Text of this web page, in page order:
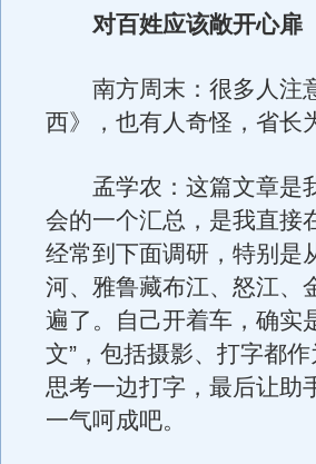
对百姓应该敞开心扉
南方周末：很多人注
西》，也有人奇怪，省长
孟学农：这篇文章是
会的一个汇总，是我直接
经常到下面调研，特别是
河、雅鲁藏布江、怒江、
遍了。自己开着车，确实
文”，包括摄影、打字都
思考一边打字，最后让助
一气呵成吧。